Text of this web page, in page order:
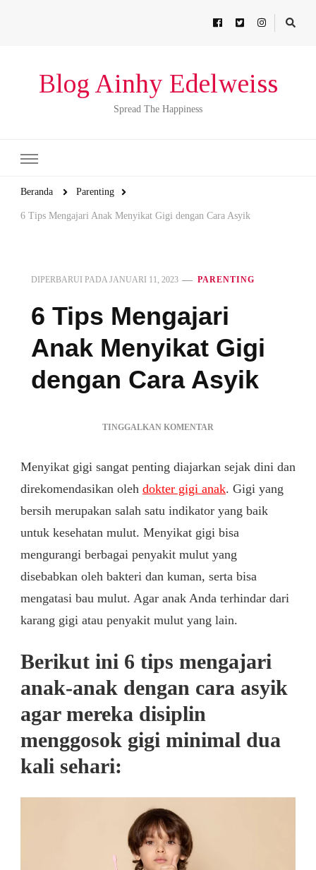
Blog Ainhy Edelweiss
Spread The Happiness
Beranda Parenting
6 Tips Mengajari Anak Menyikat Gigi dengan Cara Asyik
DIPERBARUI PADA JANUARI 11, 2023 PARENTING
6 Tips Mengajari
Anak Menyikat Gigi
dengan Cara Asyik
TINGGALKAN KOMENTAR
MENGAJARI
ANAK
GIGI
DENGAN
ASYIK
Menyikat gigi sangat penting diajarkan sejak dini dan
direkomendasikan oleh dokter gigi anak. Gigi yang
bersih merupakan salah satu indikator yang baik
untuk kesehatan mulut. Menyikat gigi bisa
mengurangi berbagai penyakit mulut yang
disebabkan oleh bakteri dan kuman, serta bisa
mengatasi bau mulut. Agar anak Anda terhindar dari
karang gigi atau penyakit mulut yang lain.
Berikut ini 6 tips mengajari
anak-anak dengan cara asyik
agar mereka disiplin
menggosok gigi minimal dua
kali sehari: